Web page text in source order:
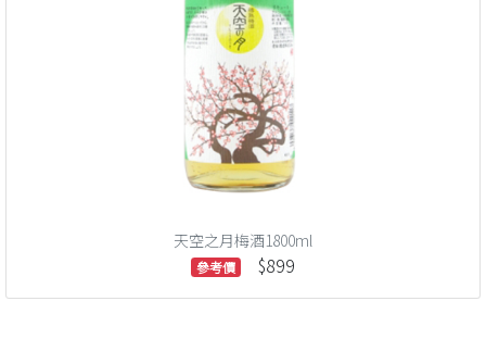
天空之月梅酒1800ml
參考價 $899